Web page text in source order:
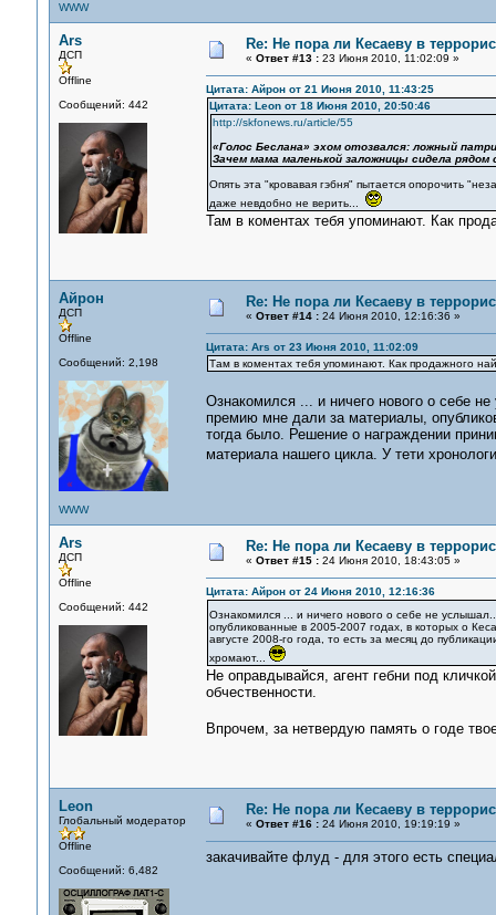
WWW
Ars
ДСП
Offline
Сообщений: 442
Re: Не пора ли Кесаеву в
« Ответ #13 :23 Июня 2010, 11:02:09 »
Цитата: Айрон от 21 Июня 2010, 11:43:25
Цитата: Leon от 18 Июня 2010, 20:50:46
http://skfonews.ru/article/55
«Голос Беслана» эхом отозвался: ложный
Зачем мама маленькой заложницы сидела рядом
Опять эта "кровавая гэбня" пытается опорочить
даже невдобно не верить...
Там в коментах тебя упоминают. Как
Айрон
ДСП
Offline
Сообщений: 2,198
WWW
Re: Не пора ли Кесаеву в
« Ответ #14 :24 Июня 2010, 12:16:36 »
Цитата: Ars от 23 Июня 2010, 11:02:09
Там в коментах тебя упоминают. Как продажного
Ознакомился ... и ничего нового о себе
премию мне дали за материалы,
тогда было. Решение о награждении
материала нашего цикла. У тети
Ars
ДСП
Offline
Сообщений: 442
Re: Не пора ли Кесаеву в
« Ответ #15 :24 Июня 2010, 18:43:05 »
Цитата: Айрон от 24 Июня 2010, 12:16:36
Ознакомился ... и ничего нового о себе не
опубликованные в 2005-2007 годах, в которых о
августе 2008-го года, то есть за месяц до
хромают...
Не оправдывайся, агент гебни под
обчественности.
Впрочем, за нетвердую память о годе
Leon
Глобальный модератор
Offline
Сообщений: 6,482
Re: Не пора ли Кесаеву в
« Ответ #16 :24 Июня 2010, 19:19:19 »
закачивайте флуд - для этого есть